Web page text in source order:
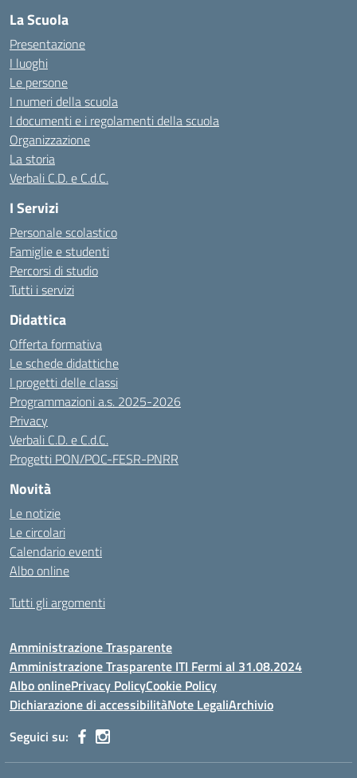
La Scuola
Presentazione
I luoghi
Le persone
I numeri della scuola
I documenti e i regolamenti della scuola
Organizzazione
La storia
Verbali C.D. e C.d.C.
I Servizi
Personale scolastico
Famiglie e studenti
Percorsi di studio
Tutti i servizi
Didattica
Offerta formativa
Le schede didattiche
I progetti delle classi
Programmazioni a.s. 2025-2026
Privacy
Verbali C.D. e C.d.C.
Progetti PON/POC-FESR-PNRR
Novità
Le notizie
Le circolari
Calendario eventi
Albo online
Tutti gli argomenti
Amministrazione Trasparente
Amministrazione Trasparente ITI Fermi al 31.08.2024
Albo onlinePrivacy PolicyCookie Policy
Dichiarazione di accessibilitàNote LegaliArchivio
Seguici su: